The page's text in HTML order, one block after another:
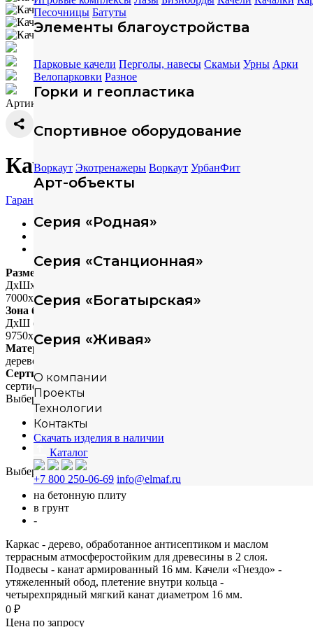
Песочницы Батуты
Элементы благоустройства
Парковые качели Перголы, навесы Скамьи Урны Арки
Велопарковки Разное
Горки и геопластика
Спортивное оборудование
Воркаут Экотренажеры Воркаут УрбанФит
Арт-объекты
Серия «Родная»
Серия «Станционная»
Серия «Богатырская»
Серия «Живая»
О компании
Проекты
Технологии
Контакты
Скачать изделия в наличии
Каталог
+7 800 250-06-69 info@elmaf.ru
Артикул: 314883
Качели ELMAF 314883
Гарантия
Характеристики
Размеры
ДхШхВ (мм)
7000х2060х3120
Зона безопасности
ДхШ (мм)
9750х7750
Материал
дерево
Сертификация
сертифицировано
Выберите материал
сосна
лиственница
Выберите способ монтажа
на бетонную плиту
в грунт
-
Каркас - дерево, обработанное антисептиком и маслом
террасным атмосферостойким для древесины в 2 слоя.
Подвесы - канат армированный 16 мм. Качели «Гнездо» -
утяжеленный обод, плетение внутри кольца -
четырехпрядный мягкий канат диаметром 16 мм.
0 ₽
Цена по запросу